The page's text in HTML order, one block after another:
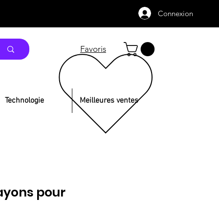
Connexion
Favoris
Technologie Meilleures ventes
pour